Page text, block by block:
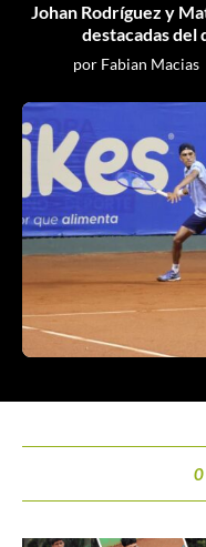
Johan Rodríguez y
destacadas del
por Fabian Macias
0